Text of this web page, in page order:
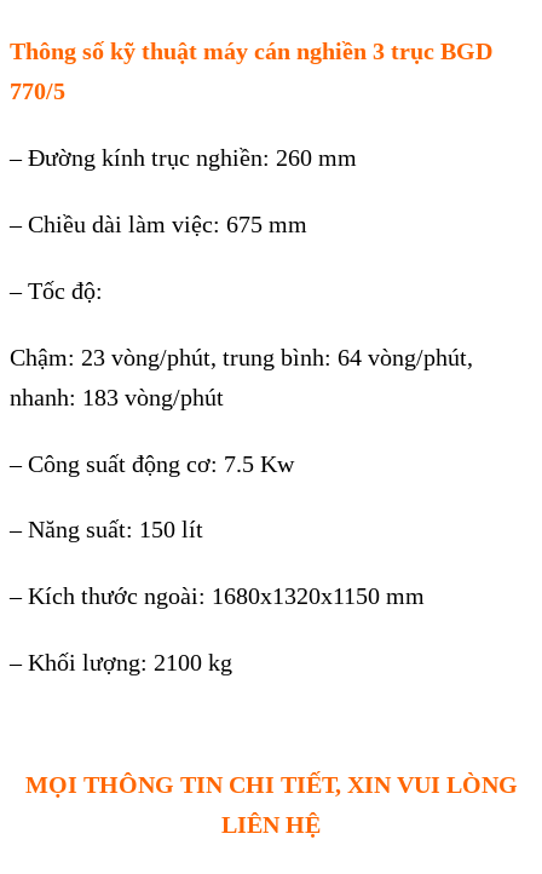
Thông số kỹ thuật máy cán nghiền 3 trục BGD
770/5
– Đường kính trục nghiền: 260 mm
– Chiều dài làm việc: 675 mm
– Tốc độ:
Chậm: 23 vòng/phút, trung bình: 64 vòng/phút,
nhanh: 183 vòng/phút
– Công suất động cơ: 7.5 Kw
– Năng suất: 150 lít
– Kích thước ngoài: 1680x1320x1150 mm
– Khối lượng: 2100 kg
MỌI THÔNG TIN CHI TIẾT, XIN VUI LÒNG
LIÊN HỆ